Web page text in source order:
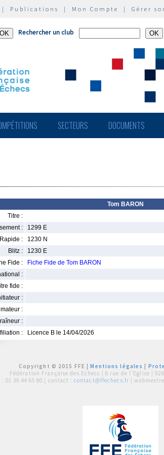
| Publications | Mon Compte | Gérer
Rechercher un club
SECTEURS DOCUMENTS
Tom BARON
Titre :
:
1299 E
Rapide :
1230 N
Blitz :
1230 E
Fide :
Fiche Fide de Tom BARON
:
fide :
:
:
:
:
Licence B le 14/04/2026
Copyright © 2015 FFE |Mentions légales
Fédération Française des Echecs | 6 rue de l'Eglise |
: 01 39 44 65 80 | contact : contact@ffechecs.fr |